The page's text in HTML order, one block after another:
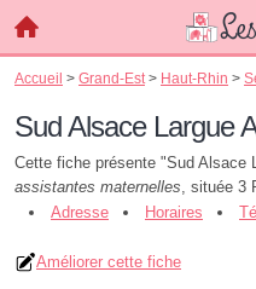
Accueil > Grand-Est > Haut-Rhin >
Sud Alsace Largue
Cette fiche présente "Sud Alsace
assistantes maternelles, située 3
Adresse
Horaires
Améliorer cette fiche